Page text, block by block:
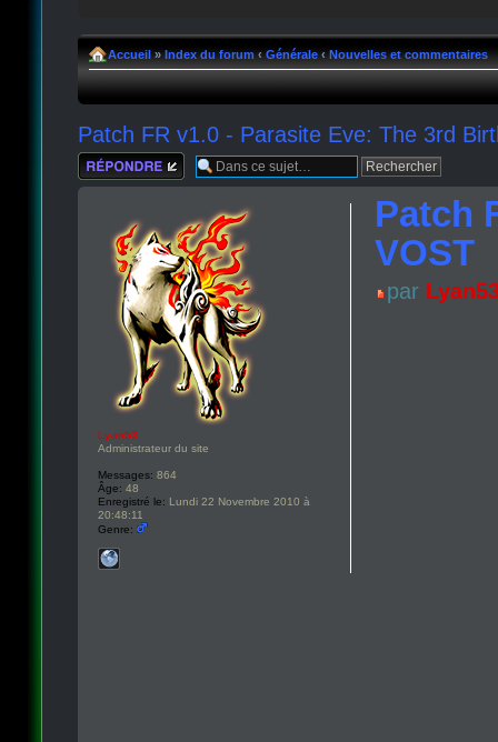
Accueil » Index du forum ‹ Générale ‹ Nouvelles et commentaires
Patch FR v1.0 - Parasite Eve: The 3rd
Répondre
Patch
VOST
par
Lyan53
Administrateur du site
Messages: 864
Âge: 48
Enregistré le: Lundi 22 Novembre 2010 à
20:48:11
Genre: